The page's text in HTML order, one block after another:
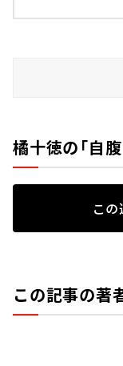
橘十徳の「自
こ
この記事の著